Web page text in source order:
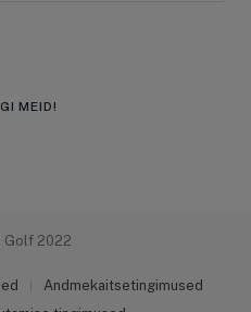
MEID!
Golf 2022
Andmekaitsetingimused